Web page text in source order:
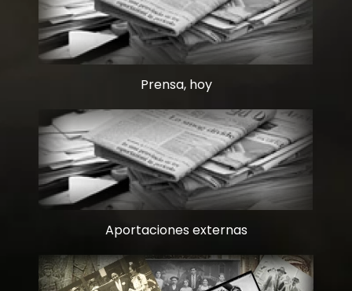
Prensa, hoy
Aportaciones externas